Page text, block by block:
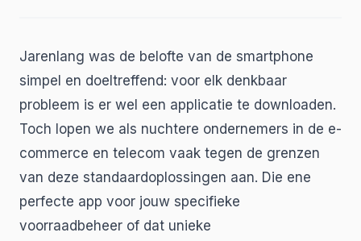
Jarenlang was de belofte van de smartphone
simpel en doeltreffend: voor elk denkbaar
probleem is er wel een applicatie te downloaden.
Toch lopen we als nuchtere ondernemers in de e-
commerce en telecom vaak tegen de grenzen
van deze standaardoplossingen aan. Die ene
perfecte app voor jouw specifieke
voorraadbeheer of dat unieke